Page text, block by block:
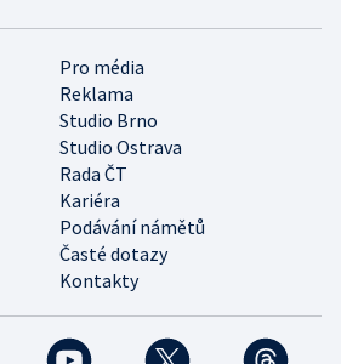
Pro média
Reklama
Studio Brno
Studio Ostrava
Rada ČT
Kariéra
Podávání námětů
Časté dotazy
Kontakty